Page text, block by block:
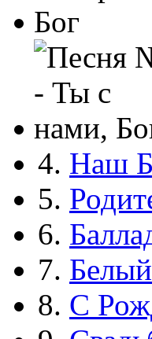
4. Наш
5.
6.
7.
8. С